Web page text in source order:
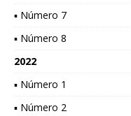
▪ Número 7
▪ Número 8
2022
▪ Número 1
▪ Número 2